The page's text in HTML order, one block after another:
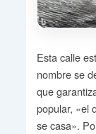
Esta calle
nombre se
que
popular, «el
se casa».